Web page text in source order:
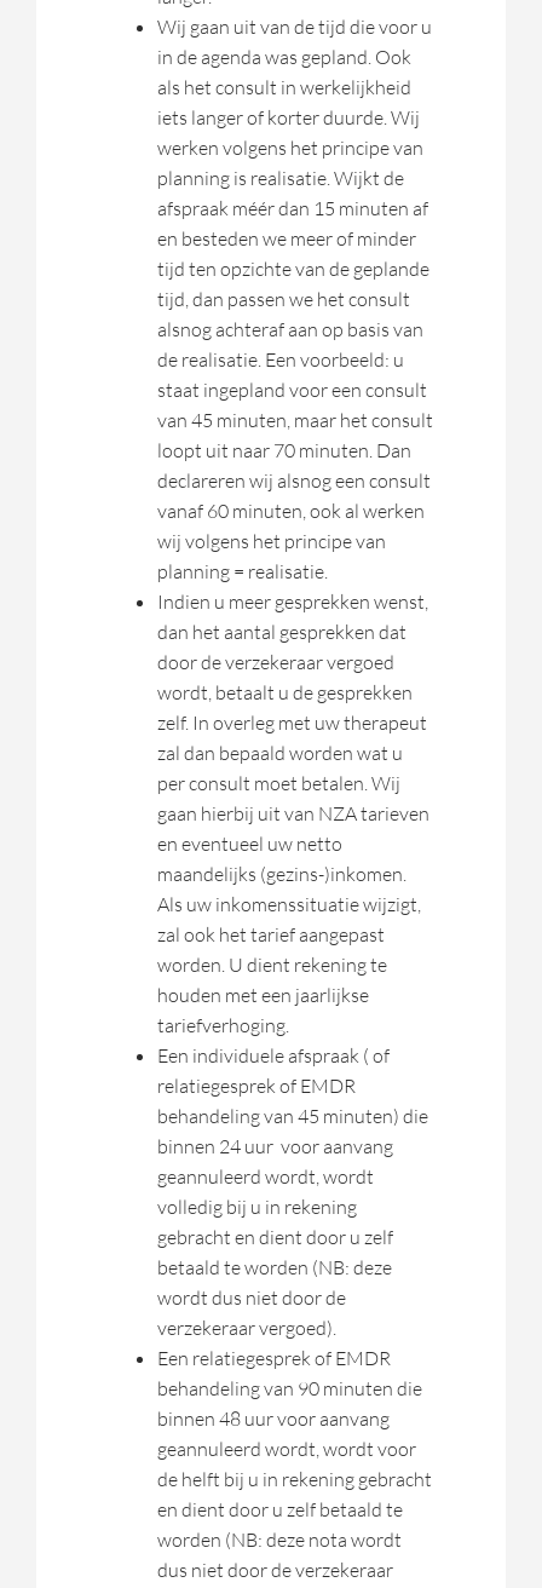
Wij gaan uit van de tijd die voor u
in de agenda was gepland. Ook
als het consult in werkelijkheid
iets langer of korter duurde. Wij
werken volgens het principe van
planning is realisatie. Wijkt de
afspraak méér dan 15 minuten af
en besteden we meer of minder
tijd ten opzichte van de geplande
tijd, dan passen we het consult
alsnog achteraf aan op basis van
de realisatie. Een voorbeeld: u
staat ingepland voor een consult
van 45 minuten, maar het consult
loopt uit naar 70 minuten. Dan
declareren wij alsnog een consult
vanaf 60 minuten, ook al werken
wij volgens het principe van
planning = realisatie.
Indien u meer gesprekken wenst,
dan het aantal gesprekken dat
door de verzekeraar vergoed
wordt, betaalt u de gesprekken
zelf. In overleg met uw therapeut
zal dan bepaald worden wat u
per consult moet betalen. Wij
gaan hierbij uit van NZA tarieven
en eventueel uw netto
maandelijks (gezins-)inkomen.
Als uw inkomenssituatie wijzigt,
zal ook het tarief aangepast
worden. U dient rekening te
houden met een jaarlijkse
tariefverhoging.
Een individuele afspraak ( of
relatiegesprek of EMDR
behandeling van 45 minuten) die
binnen 24 uur voor aanvang
geannuleerd wordt, wordt
volledig bij u in rekening
gebracht en dient door u zelf
betaald te worden (NB: deze
wordt dus niet door de
verzekeraar vergoed).
Een relatiegesprek of EMDR
behandeling van 90 minuten die
binnen 48 uur voor aanvang
geannuleerd wordt, wordt voor
de helft bij u in rekening gebracht
en dient door u zelf betaald te
worden (NB: deze nota wordt
dus niet door de verzekeraar